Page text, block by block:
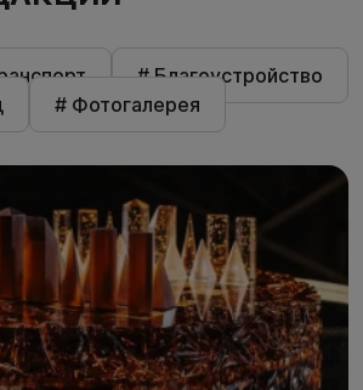
# Благоустройство
# Фотогалерея